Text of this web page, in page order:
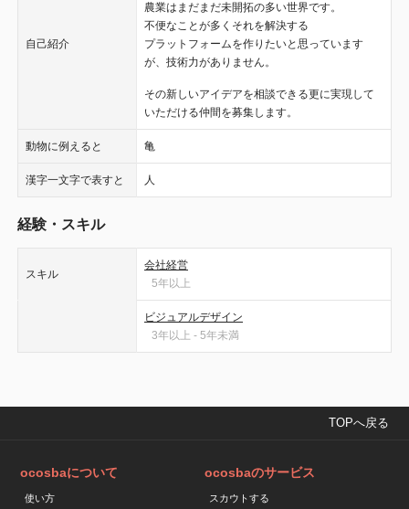
自己紹介
農業はまだまだ未開拓の多い世界です。
不便なことが多くそれを解決する
プラットフォームを作りたいと思っています
が、技術力がありません。
その新しいアイデアを相談できる更に実現して
いただける仲間を募集します。
動物に例えると 亀
漢字一文字で表すと 人
経験・スキル
スキル
会社経営
5年以上
ビジュアルデザイン
3年以上 - 5年未満
TOPへ戻る
ocosbaについて
使い方
ocosbaのサービス
スカウトする